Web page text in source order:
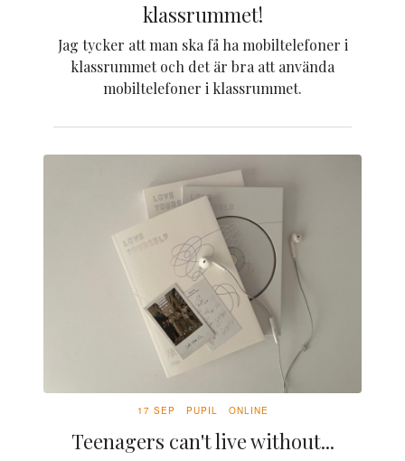
klassrummet!
Jag tycker att man ska få ha mobiltelefoner i
klassrummet och det är bra att använda
mobiltelefoner i klassrummet.
17 SEP PUPIL ONLINE
Teenagers can't live without...